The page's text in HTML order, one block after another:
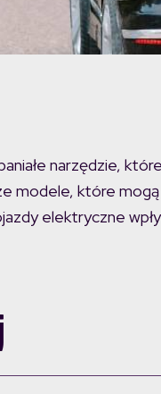
narzędzie,
modele, które
elektryczne